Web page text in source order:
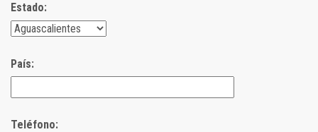
Estado:
País:
Teléfono: